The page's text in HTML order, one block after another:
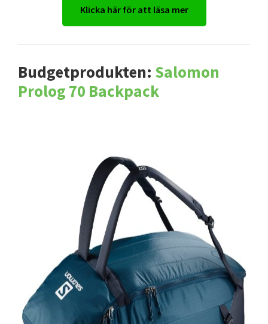
Klicka här för att läsa mer
Budgetprodukten: Salomon
Prolog 70 Backpack